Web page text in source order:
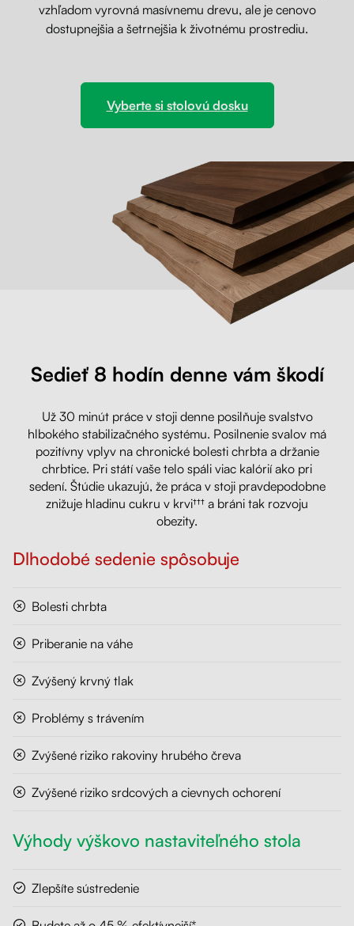
vzhľadom vyrovná masívnemu drevu, ale je cenovo
dostupnejšia a šetrnejšia k životnému prostrediu.
Vyberte si stolovú dosku
Sedieť 8 hodín denne vám škodí
Už 30 minút práce v stoji denne posilňuje svalstvo
hlbokého stabilizačného systému. Posilnenie svalov má
pozitívny vplyv na chronické bolesti chrbta a držanie
chrbtice. Pri státí vaše telo spáli viac kalórií ako pri
sedení. Štúdie ukazujú, že práca v stoji pravdepodobne
znižuje hladinu cukru v krvi††† a bráni tak rozvoju
obezity.
Dlhodobé sedenie spôsobuje
Bolesti chrbta
Priberanie na váhe
Zvýšený krvný tlak
Problémy s trávením
Zvýšené riziko rakoviny hrubého čreva
Zvýšené riziko srdcových a cievnych ochorení
Výhody výškovo nastaviteľného stola
Zlepšíte sústredenie